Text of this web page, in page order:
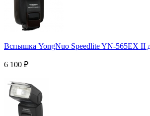
Вспышка YongNuo Speedlite YN-565EX II
6 100 ₽